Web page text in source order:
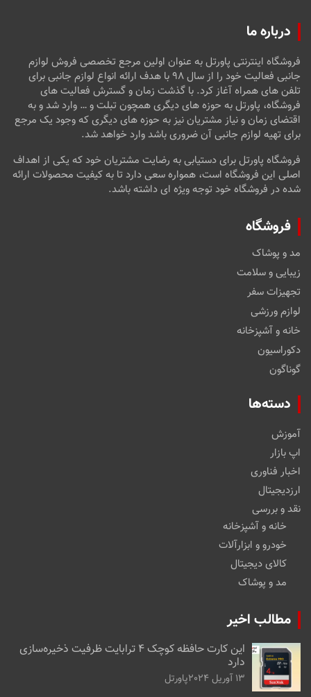
درباره ما
فروشگاه اینترنتی پاورتل به عنوان اولین مرجع تخصصی فروش لوازم
جانبی فعالیت خود را از سال ۹۸ با هدف ارائه انواع لوازم جانبی برای
تلفن های همراه آغاز کرد. با گذشت زمان و گسترش فعالیت های
فروشگاه، پاورتل به حوزه های دیگری همچون تبلت و … وارد شد و به
اقتضای زمان و نیاز مشتریان نیز به حوزه های دیگری که وجود یک مرجع
برای تهیه لوازم جانبی آن ضروری باشد وارد خواهد شد.
فروشگاه پاورتل برای دستیابی به رضایت مشتریان خود که یکی از اهداف
اصلی این فروشگاه است، همواره سعی دارد تا به کیفیت محصولات ارائه
شده در فروشگاه خود توجه ویژه ای داشته باشد.
فروشگاه
مد و پوشاک
زیبایی و سلامت
تجهیزات سفر
لوازم ورزشی
خانه و آشپزخانه
دکوراسیون
گوناگون
دسته‌ها
آموزش
اپ بازار
اخبار فناوری
ارزدیجیتال
نقد و بررسی
خانه و آشپزخانه
خودرو و ابزارآلات
کالای دیجیتال
مد و پوشاک
مطالب اخیر
این کارت حافظه کوچک ۴ ترابایت ظرفیت ذخیره‌سازی
دارد
13 آوریل 2024 پاورتل